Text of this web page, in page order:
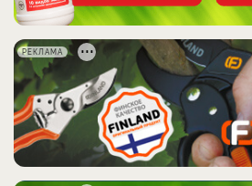
РЕКЛАМА